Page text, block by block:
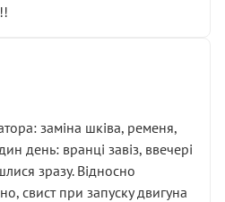
заміна шківа, ременя,
день: вранці завіз, ввечері
зразу. Відносно
свист при запуску двигуна